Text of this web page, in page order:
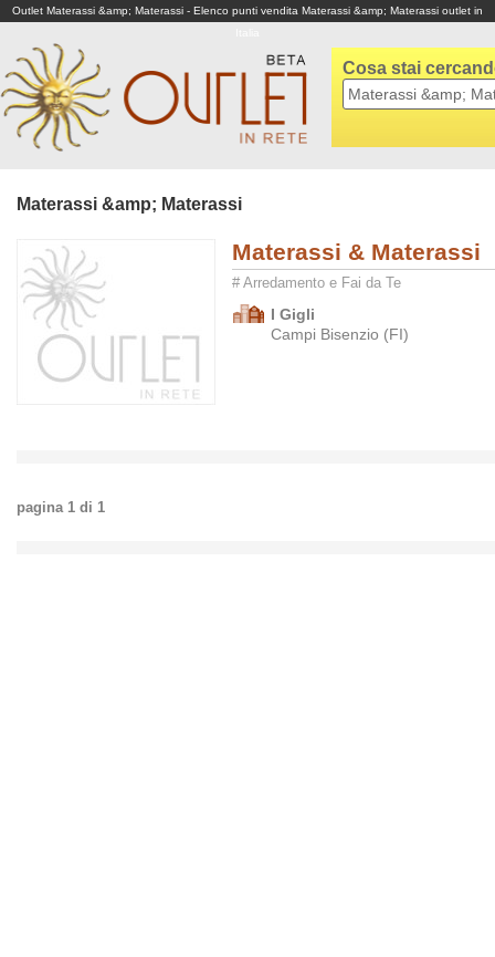
Outlet Materassi &amp; Materassi - Elenco punti vendita Materassi &amp; Materassi outlet in
Cosa stai
Materassi &amp; Materassi
Materassi & Materassi
# Arredamento e Fai da Te
I Gigli
Campi Bisenzio (FI)
pagina 1 di 1